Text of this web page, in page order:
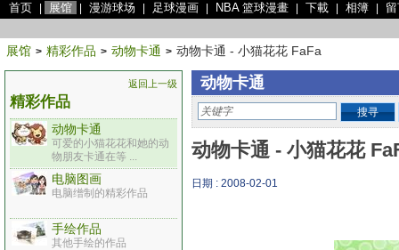
首页 展馆 漫游球场 足球漫画 NBA 篮球漫畫 下載 相簿
展馆 > 精彩作品 > 动物卡通 > 动物卡通 - 小猫花花 FaFa
返回上一级
精彩作品
动物卡通
可爱的小猫花花和她的动
物朋友卡通在等 ...
电脑图画
电脑缯制的精彩作品
手绘作品
其他手绘的作品
动物卡通
搜寻
动物卡通 - 小猫花花
日期 : 2008-02-01